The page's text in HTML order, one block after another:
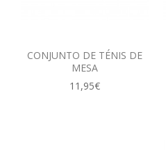
CONJUNTO DE TÉNIS DE
MESA
11,95€